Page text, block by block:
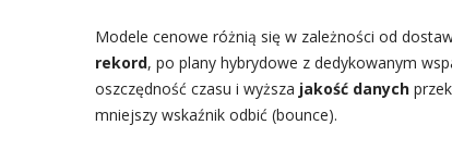
Modele cenowe różnią się w zależności od
rekord, po plany hybrydowe z dedykowanym
oszczędność czasu i wyższa jakość danych
mniejszy wskaźnik odbić (bounce).